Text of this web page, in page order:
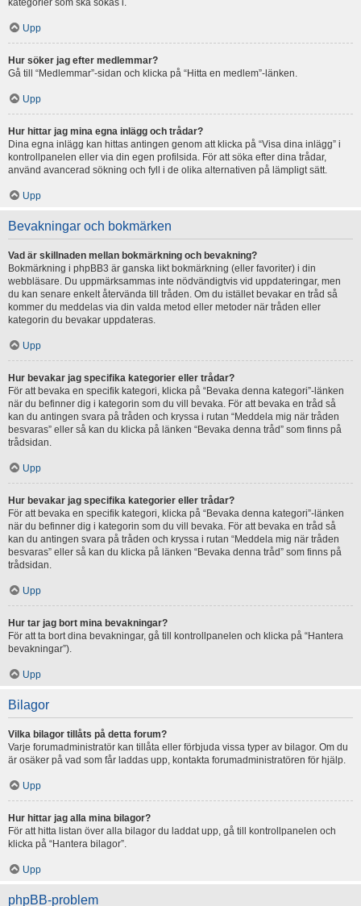
kategorier som ska sökas i.
Upp
Hur söker jag efter medlemmar?
Gå till “Medlemmar”-sidan och klicka på “Hitta en medlem”-länken.
Upp
Hur hittar jag mina egna inlägg och trådar?
Dina egna inlägg kan hittas antingen genom att klicka på “Visa dina inlägg” i
kontrollpanelen eller via din egen profilsida. För att söka efter dina trådar,
använd avancerad sökning och fyll i de olika alternativen på lämpligt sätt.
Upp
Bevakningar och bokmärken
Vad är skillnaden mellan bokmärkning och bevakning?
Bokmärkning i phpBB3 är ganska likt bokmärkning (eller favoriter) i din
webbläsare. Du uppmärksammas inte nödvändigtvis vid uppdateringar, men
du kan senare enkelt återvända till tråden. Om du istället bevakar en tråd så
kommer du meddelas via din valda metod eller metoder när tråden eller
kategorin du bevakar uppdateras.
Upp
Hur bevakar jag specifika kategorier eller trådar?
För att bevaka en specifik kategori, klicka på “Bevaka denna kategori”-länken
när du befinner dig i kategorin som du vill bevaka. För att bevaka en tråd så
kan du antingen svara på tråden och kryssa i rutan “Meddela mig när tråden
besvaras” eller så kan du klicka på länken “Bevaka denna tråd” som finns på
trådsidan.
Upp
Hur bevakar jag specifika kategorier eller trådar?
För att bevaka en specifik kategori, klicka på “Bevaka denna kategori”-länken
när du befinner dig i kategorin som du vill bevaka. För att bevaka en tråd så
kan du antingen svara på tråden och kryssa i rutan “Meddela mig när tråden
besvaras” eller så kan du klicka på länken “Bevaka denna tråd” som finns på
trådsidan.
Upp
Hur tar jag bort mina bevakningar?
För att ta bort dina bevakningar, gå till kontrollpanelen och klicka på “Hantera
bevakningar”).
Upp
Bilagor
Vilka bilagor tillåts på detta forum?
Varje forumadministratör kan tillåta eller förbjuda vissa typer av bilagor. Om du
är osäker på vad som får laddas upp, kontakta forumadministratören för hjälp.
Upp
Hur hittar jag alla mina bilagor?
För att hitta listan över alla bilagor du laddat upp, gå till kontrollpanelen och
klicka på “Hantera bilagor”.
Upp
phpBB-problem